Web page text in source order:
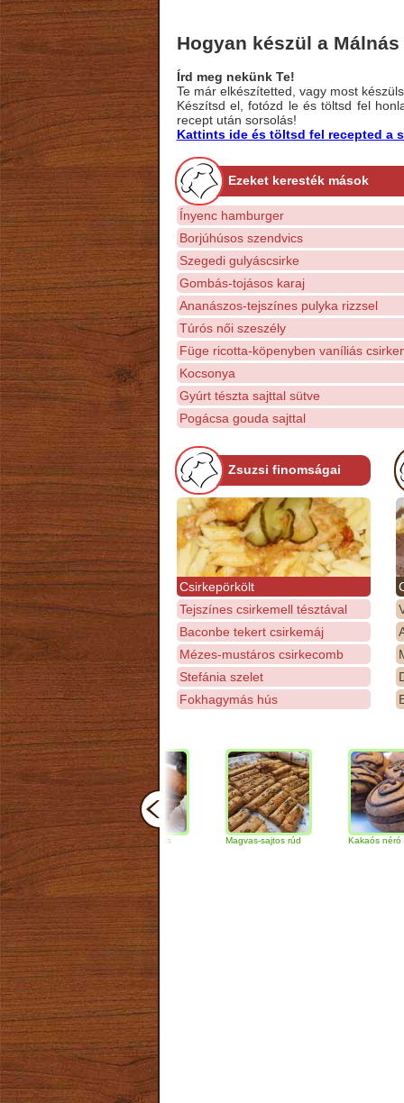
Hogyan készül a
Írd meg nekünk Te!
Te már elkészítetted, vagy most
Készítsd el, fotózd le és töltsd fel
recept után sorsolás!
Kattints ide és töltsd fel recepted a
Ezeket keresték mások
Ínyenc hamburger
Borjúhúsos szendvics
Szegedi gulyáscsirke
Gombás-tojásos karaj
Ananászos-tejszínes pulyka rizzsel
Túrós női szeszély
Füge ricotta-köpenyben vaníliás
Kocsonya
Gyúrt tészta sajttal sütve
Pogácsa gouda sajttal
Zsuzsi finomságai
Csirkepörkölt
Tejszínes csirkemell tésztával
Baconbe tekert csirkemáj
Mézes-mustáros csirkecomb
Stefánia szelet
Fokhagymás hús
Csokoládés-diós
szendvics
Magvas-sajtos rúd Kakaós néró